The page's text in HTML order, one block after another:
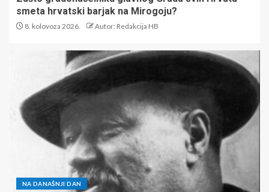
smeta hrvatski barjak na Mirogoju?
8. kolovoza 2026. Autor: Redakcija HB
NA DANAŠNJI DAN